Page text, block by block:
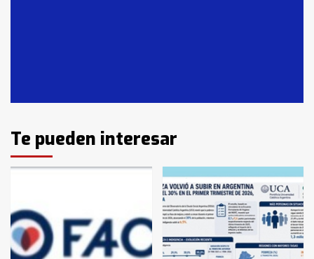
3
Identidad de los adolescentes
pampeanos que fueron
en la mañana del lunes
4
Accidente en Ruta 5: falleció un
joven de Trenque Lauquen
Te pueden interesar